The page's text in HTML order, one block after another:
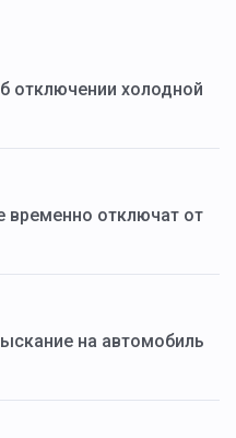
отключении холодной
временно отключат от
на автомобиль